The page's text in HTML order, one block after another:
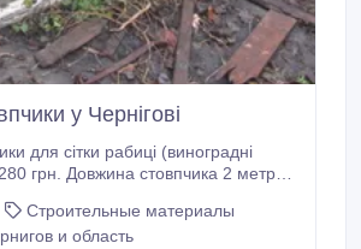
у Чернігові
для сітки рабиці (виноградні
грн. Довжина стовпчика 2 метри
стовпчиків довжиною до 3
із заплетеними кінчиками. При
Строительные материалы
и область